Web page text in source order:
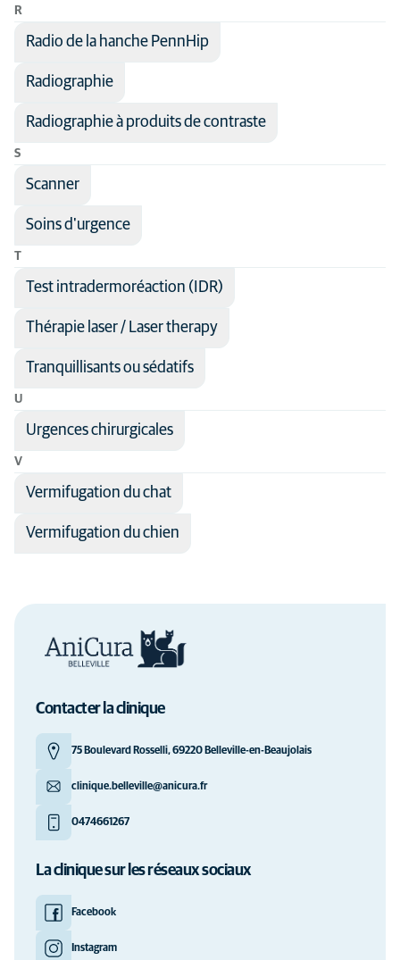
R
Radio de la hanche PennHip
Radiographie
Radiographie à produits de contraste
S
Scanner
Soins d'urgence
T
Test intradermoréaction (IDR)
Thérapie laser / Laser therapy
Tranquillisants ou sédatifs
U
Urgences chirurgicales
V
Vermifugation du chat
Vermifugation du chien
Contacter la clinique
75 Boulevard Rosselli, 69220 Belleville-en-Beaujolais
clinique.belleville@anicura.fr
0474661267
La clinique sur les réseaux sociaux
Facebook
Instagram